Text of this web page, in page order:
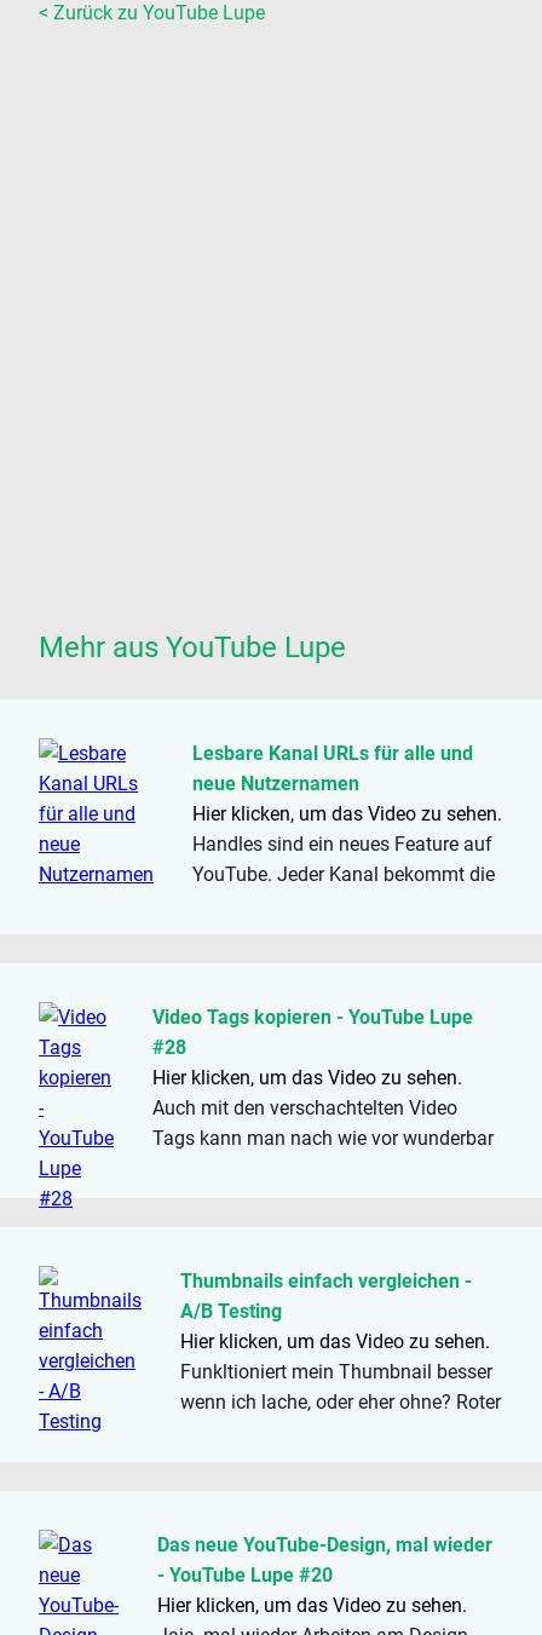
< Zurück zu YouTube Lupe
Mehr aus YouTube Lupe
Lesbare Kanal URLs für alle und
neue Nutzernamen
Hier klicken, um das Video zu sehen.
Handles sind ein neues Feature auf
YouTube. Jeder Kanal bekommt die
Video Tags kopieren - YouTube Lupe
#28
Hier klicken, um das Video zu sehen.
Auch mit den verschachtelten Video
Tags kann man nach wie vor wunderbar
Thumbnails einfach vergleichen -
A/B Testing
Hier klicken, um das Video zu sehen.
Funkltioniert mein Thumbnail besser
wenn ich lache, oder eher ohne? Roter
Das neue YouTube-Design, mal wieder
- YouTube Lupe #20
Hier klicken, um das Video zu sehen.